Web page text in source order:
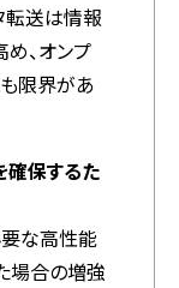
転送は情報
、オンプ
限界があ
確保するた
要な高性能
場合の増強